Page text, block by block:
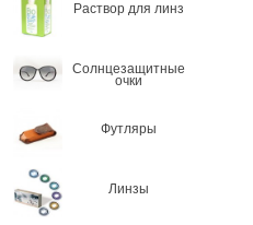
Раствор для линз
Солнцезащитные
очки
Футляры
Линзы